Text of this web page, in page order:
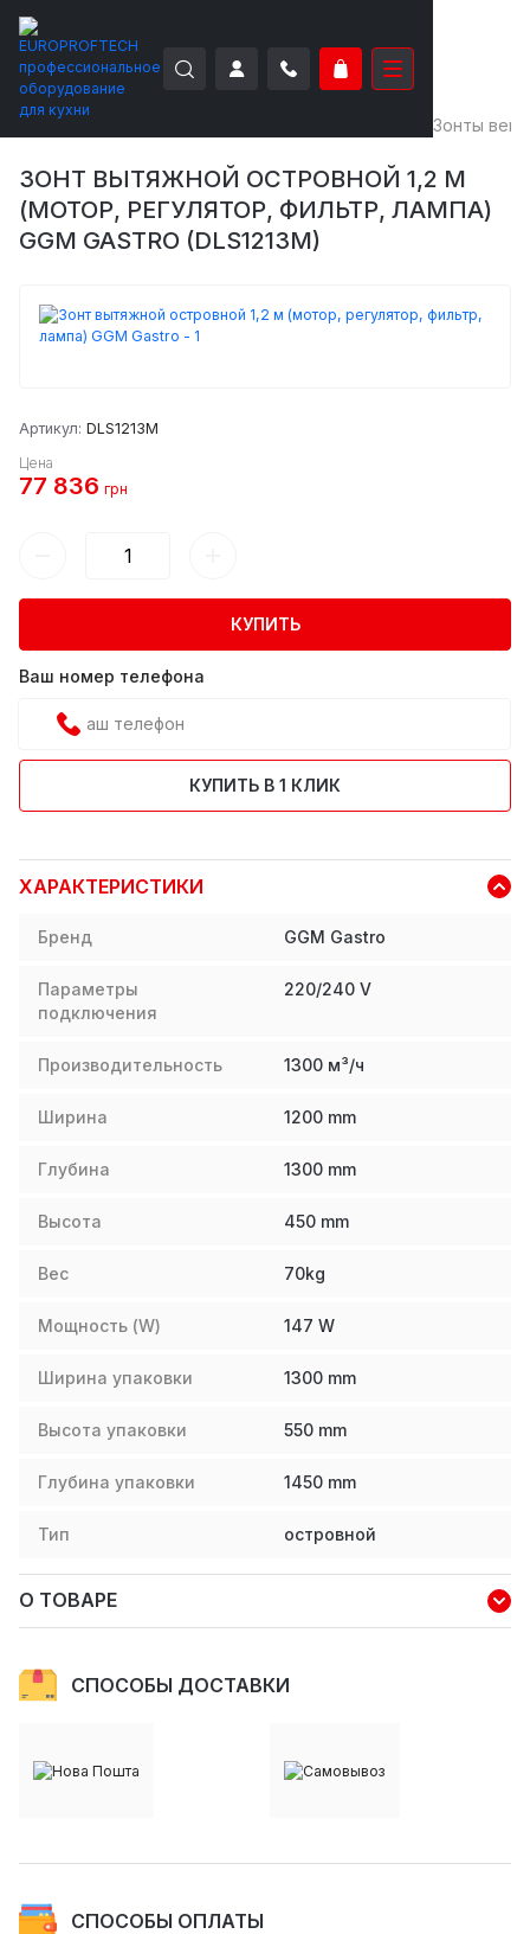
EUROPROFTECH Зонты
ЗОНТ ВЫТЯЖНОЙ ОСТРОВНОЙ 1,2 М
(МОТОР, РЕГУЛЯТОР, ФИЛЬТР, ЛАМПА)
GGM GASTRO (DLS1213M)
Артикул: DLS1213M
Цена
77 836 грн
КУПИТЬ
Ваш номер телефона
КУПИТЬ В 1 КЛИК
ХАРАКТЕРИСТИКИ
Бренд GGM Gastro
Параметры
подключения
220/240 V
Производительность 1300 м³/ч
Ширина 1200 mm
Глубина 1300 mm
Высота 450 mm
Вес 70kg
Мощность (W) 147 W
Ширина упаковки 1300 mm
Высота упаковки 550 mm
Глубина упаковки 1450 mm
Тип островной
О ТОВАРЕ
СПОСОБЫ ДОСТАВКИ
СПОСОБЫ ОПЛАТЫ